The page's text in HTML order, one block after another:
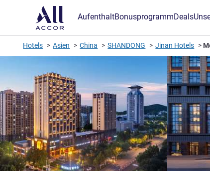
AufenthaltBonusprogrammDeals
Hotels Asien China SHANDONG Jinan Hotels